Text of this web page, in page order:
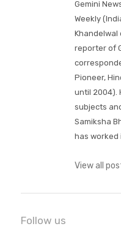
Gemini
Weekly
Khandelwal
reporter of
Pioneer,
until 2004).
subjects
Samiksha
has worked
View all
Follow us